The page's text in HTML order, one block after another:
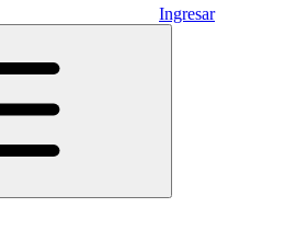
Ingresar